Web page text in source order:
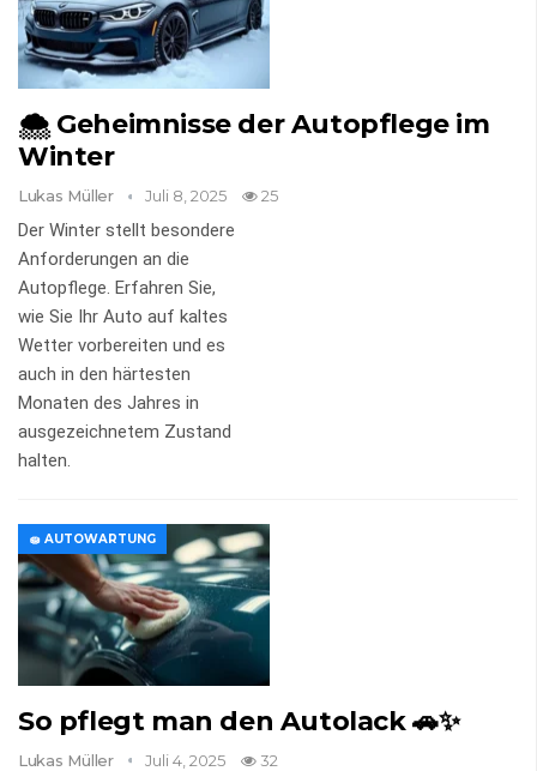
🌨️ Geheimnisse der Autopflege im
Winter
Lukas Müller Juli 8, 2025 25
Der Winter stellt besondere
Anforderungen an die
Autopflege. Erfahren Sie,
wie Sie Ihr Auto auf kaltes
Wetter vorbereiten und es
auch in den härtesten
Monaten des Jahres in
ausgezeichnetem Zustand
halten.
🧽 AUTOWARTUNG
So pflegt man den Autolack 🚗✨
Lukas Müller Juli 4, 2025 32